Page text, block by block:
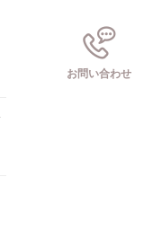
お問い合わせ